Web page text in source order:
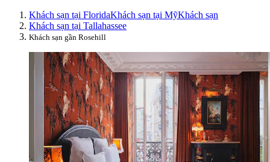
Khách sạn tại FloridaKhách sạn tại MỹKhách sạn
Khách sạn tại Tallahassee
Khách sạn gần Rosehill